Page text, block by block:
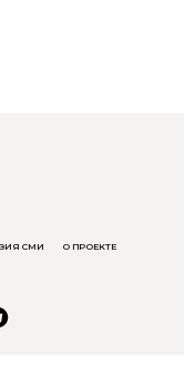
СМИ О ПРОЕКТЕ